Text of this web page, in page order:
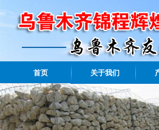
首页 关于我们